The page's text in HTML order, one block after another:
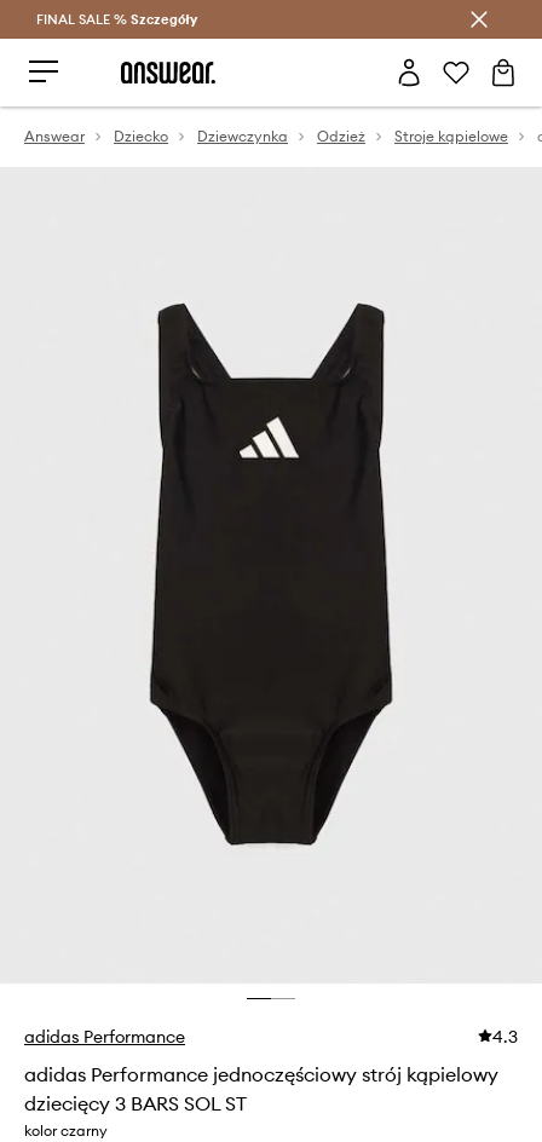
Oszczędzaj z Answear Club >
FINAL SALE % Szczegóły
Answear Dziecko Dziewczynka Odzież Stroje kąpielowe
adidas Performance 4.3
adidas Performance jednoczęściowy strój kąpielowy
dziecięcy 3 BARS SOL ST
kolor czarny